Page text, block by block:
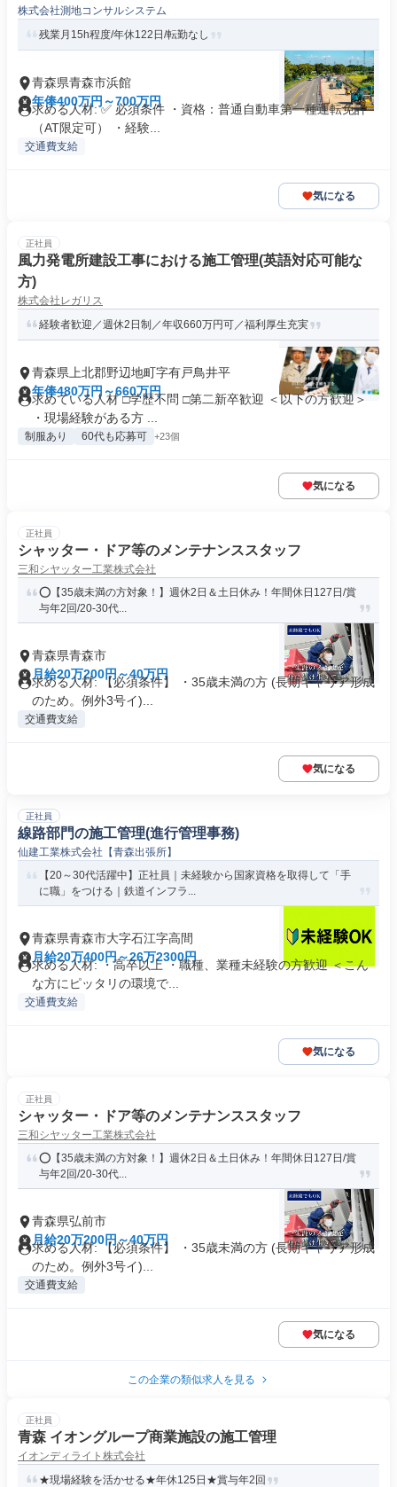
株式会社測地コンサルシステム
残業月15h程度/年休122日/転勤なし
青森県青森市浜館
年俸400万円～700万円
求める人材: ✅ 必須条件 ・資格：普通自動車第一種運転免許
（AT限定可） ・経験...
交通費支給
気になる
正社員
風力発電所建設工事における施工管理(英語対応可能な
方)
株式会社レガリス
経験者歓迎／週休2日制／年収660万円可／福利厚生充実
青森県上北郡野辺地町字有戸鳥井平
年俸480万円～660万円
求めている人材 □学歴不問 □第二新卒歓迎 ＜以下の方歓迎＞
・現場経験がある方 ...
制服あり 60代も応募可 +23個
気になる
正社員
シャッター・ドア等のメンテナンススタッフ
三和シヤッター工業株式会社
⭕️【35歳未満の方対象！】週休2日＆土日休み！年間休日127日/賞
与年2回/20-30代...
青森県青森市
月給20万200円～40万円
求める人材: 【必須条件】 ・35歳未満の方 (長期キャリア形成
のため。例外3号イ)...
交通費支給
気になる
正社員
線路部門の施工管理(進行管理事務)
仙建工業株式会社【青森出張所】
【20～30代活躍中】正社員｜未経験から国家資格を取得して「手
に職」をつける｜鉄道インフラ...
青森県青森市大字石江字高間
月給20万400円～26万2300円
求める人材: ・高卒以上 ・職種、業種未経験の方歓迎 ＜こん
な方にピッタリの環境で...
交通費支給
気になる
正社員
シャッター・ドア等のメンテナンススタッフ
三和シヤッター工業株式会社
⭕️【35歳未満の方対象！】週休2日＆土日休み！年間休日127日/賞
与年2回/20-30代...
青森県弘前市
月給20万200円～40万円
求める人材: 【必須条件】 ・35歳未満の方 (長期キャリア形成
のため。例外3号イ)...
交通費支給
気になる
この企業の類似求人を見る
正社員
青森 イオングループ商業施設の施工管理
イオンディライト株式会社
★現場経験を活かせる★年休125日★賞与年2回